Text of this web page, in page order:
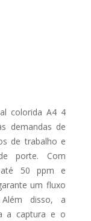
colorida A4 4
demandas de
de trabalho e
porte. Com
até 50 ppm e
um fluxo
disso, a
a captura e o